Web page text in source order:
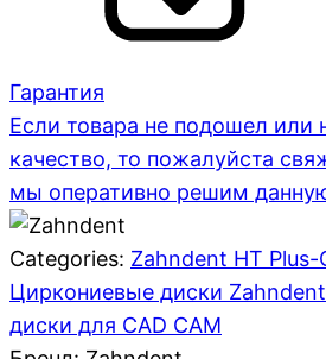
Гарантия
Если товара не подошел или
качество, то пожалуйста
мы оперативно решим
Categories: Zahndent HT Plus-
Циркониевые диски Zahndent
диски для CAD CAM